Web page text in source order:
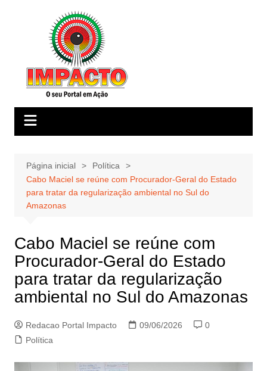
Página inicial
Política
Cabo Maciel se reúne com Procurador-Geral do Estado
para tratar da regularização ambiental no Sul do
Amazonas
Cabo Maciel se reúne com
Procurador-Geral do Estado
para tratar da regularização
ambiental no Sul do Amazonas
Redacao Portal Impacto 09/06/2026
0
Política